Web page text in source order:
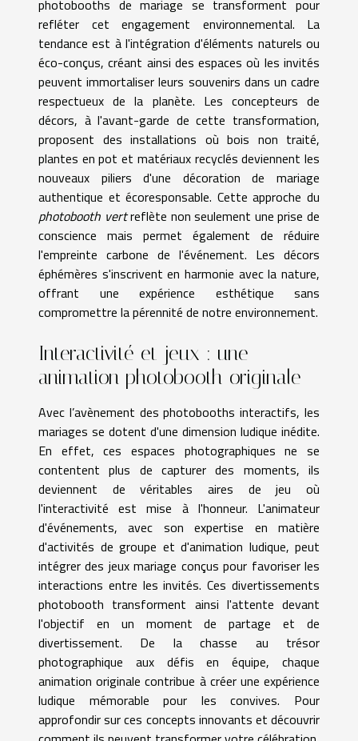
photobooths de mariage se transforment pour
refléter cet engagement environnemental. La
tendance est à l'intégration d'éléments naturels ou
éco-conçus, créant ainsi des espaces où les invités
peuvent immortaliser leurs souvenirs dans un cadre
respectueux de la planète. Les concepteurs de
décors, à l'avant-garde de cette transformation,
proposent des installations où bois non traité,
plantes en pot et matériaux recyclés deviennent les
nouveaux piliers d'une décoration de mariage
authentique et écoresponsable. Cette approche du
photobooth vertreflète non seulement une prise de
conscience mais permet également de réduire
l'empreinte carbone de l'événement. Les décors
éphémères s'inscrivent en harmonie avec la nature,
offrant une expérience esthétique sans
compromettre la pérennité de notre environnement.
Interactivité et jeux : une
animation photobooth originale
Avec l’avènement des photobooths interactifs, les
mariages se dotent d'une dimension ludique inédite.
En effet, ces espaces photographiques ne se
contentent plus de capturer des moments, ils
deviennent de véritables aires de jeu où
l'interactivité est mise à l'honneur. L'animateur
d'événements, avec son expertise en matière
d'activités de groupe et d'animation ludique, peut
intégrer des jeux mariage conçus pour favoriser les
interactions entre les invités. Ces divertissements
photobooth transforment ainsi l'attente devant
l'objectif en un moment de partage et de
divertissement. De la chasse au trésor
photographique aux défis en équipe, chaque
animation originale contribue à créer une expérience
ludique mémorable pour les convives. Pour
approfondir sur ces concepts innovants et découvrir